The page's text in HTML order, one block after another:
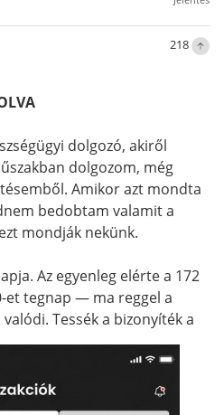
218
dolgozó, akiről
dolgozom, még
Amikor azt mondta
bedobtam valamit a
mondják nekünk.
Az egyenleg elérte a 172
et tegnap — ma reggel a
Tessék a bizonyíték a